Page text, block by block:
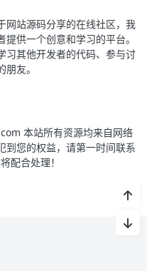
网站源码分享的在线社区，我
供一个创意和学习的平台。
习其他开发者的代码、参与讨
友。
本站所有资源均来自网络
到您的权益，请第一时间联系
配合处理！